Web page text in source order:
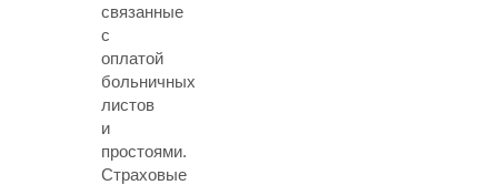
связанные
с
оплатой
больничных
листов
и
простоями.
Страховые